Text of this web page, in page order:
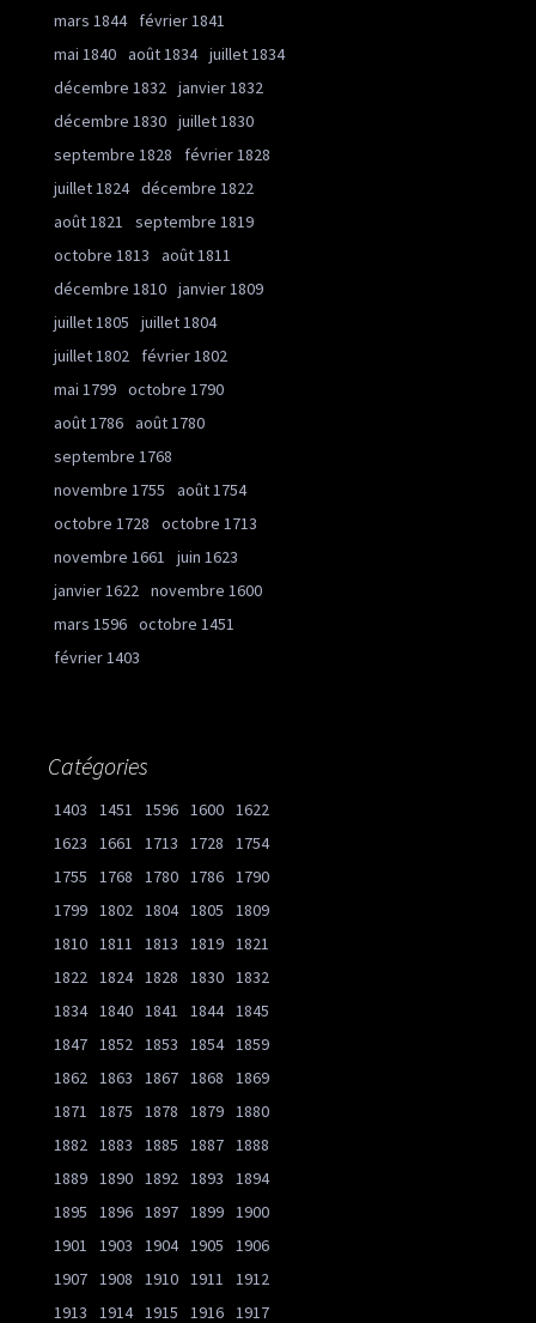
mars 1844
février 1841
mai 1840 août 1834 juillet 1834
décembre 1832 janvier 1832
décembre 1830 juillet 1830
septembre 1828
février 1828
juillet 1824 décembre 1822
août 1821
septembre 1819
octobre 1813
août 1811
décembre 1810 janvier 1809
juillet 1805
juillet 1804
juillet 1802
février 1802
mai 1799 octobre 1790
août 1786 août 1780
septembre 1768
novembre 1755
août 1754
octobre 1728
octobre 1713
novembre 1661
juin 1623
janvier 1622 novembre 1600
mars 1596 octobre 1451
février 1403
Catégories
1403 1451 1596 1600 1622
1623
1661 1713 1728
1754
1755
1768 1780 1786 1790
1799 1802 1804 1805
1809
1810 1811 1813 1819 1821
1822 1824 1828 1830 1832
1834 1840 1841 1844 1845
1847 1852 1853 1854 1859
1862 1863 1867 1868
1869
1871
1875 1878 1879 1880
1882 1883 1885 1887 1888
1889 1890 1892 1893
1894
1895
1896 1897 1899 1900
1901
1903 1904 1905
1906
1907 1908 1910 1911
1912
1913
1914 1915 1916 1917